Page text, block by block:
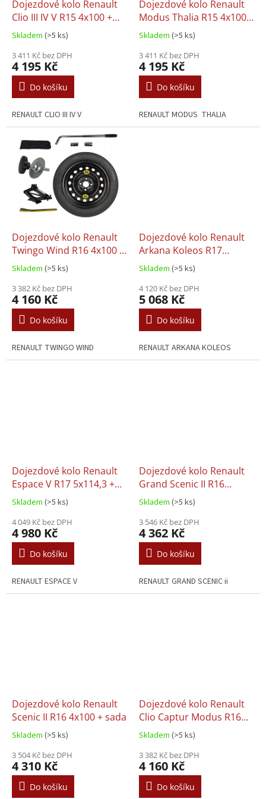
ů
Dojezdové kolo Renault
Clio III IV V R15 4x100 +
sada
Skladem (>5 ks)
3 411 Kč bez DPH
4 195 Kč
Do košíku
RENAULT CLIO III IV V
Dojezdové kolo Renault
Modus Thalia R15 4x100 +
sada
Skladem (>5 ks)
3 411 Kč bez DPH
4 195 Kč
Do košíku
RENAULT MODUS THALIA
Dojezdové kolo Renault
Twingo Wind R16 4x100 +
sada
Skladem (>5 ks)
3 382 Kč bez DPH
4 160 Kč
Do košíku
RENAULT TWINGO WIND
Dojezdové kolo Renault
Arkana Koleos R17
5x114,3 + sada
Skladem (>5 ks)
4 120 Kč bez DPH
5 068 Kč
Do košíku
RENAULT ARKANA KOLEOS
Dojezdové kolo Renault
Espace V R17 5x114,3 +
sada
Skladem (>5 ks)
4 049 Kč bez DPH
4 980 Kč
Do košíku
RENAULT ESPACE V
Dojezdové kolo Renault
Grand Scenic II R16
5x114,3 + sada
Skladem (>5 ks)
3 546 Kč bez DPH
4 362 Kč
Do košíku
RENAULT GRAND SCENIC ii
Dojezdové kolo Renault
Scenic II R16 4x100 + sada
Skladem (>5 ks)
3 504 Kč bez DPH
4 310 Kč
Do košíku
Dojezdové kolo Renault
Clio Captur Modus R16
4x100 + sada
Skladem (>5 ks)
3 382 Kč bez DPH
4 160 Kč
Do košíku